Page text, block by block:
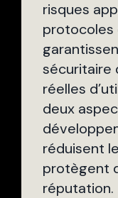
risques
protocoles
sécuritaire
réelles
deux
réduisent
protègent
réputation.